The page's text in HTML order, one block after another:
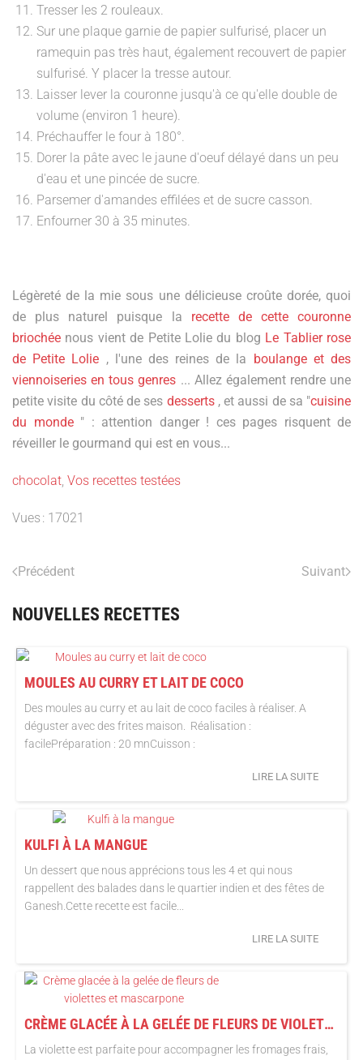
Tresser les 2 rouleaux.
Sur une plaque garnie de papier sulfurisé, placer un
ramequin pas très haut, également recouvert de papier
sulfurisé. Y placer la tresse autour.
Laisser lever la couronne jusqu'à ce qu'elle double de
volume (environ 1 heure).
Préchauffer le four à 180°.
Dorer la pâte avec le jaune d'oeuf délayé dans un peu
d'eau et une pincée de sucre.
Parsemer d'amandes effilées et de sucre casson.
Enfourner 30 à 35 minutes.
Légèreté de la mie sous une délicieuse croûte dorée, quoi
de plus naturel puisque la recette de cette couronne
briochée nous vient de Petite Lolie du blog Le Tablier rose
de Petite Lolie , l'une des reines de la boulange et des
viennoiseries en tous genres ... Allez également rendre une
petite visite du côté de ses desserts, et aussi de sa "cuisine
du monde" : attention danger ! ces pages risquent de
réveiller le gourmand qui est en vous...
chocolat, Vos recettes testées
Vues : 17021
Précédent Suivant
NOUVELLES RECETTES
MOULES AU CURRY ET LAIT DE COCO
Des moules au curry et au lait de coco faciles à réaliser. A
déguster avec des frites maison. Réalisation :
facilePréparation : 20 mnCuisson :
LIRE LA SUITE
KULFI À LA MANGUE
Un dessert que nous apprécions tous les 4 et qui nous
rappellent des balades dans le quartier indien et des fêtes de
Ganesh.Cette recette est facile...
LIRE LA SUITE
CRÈME GLACÉE À LA GELÉE DE FLEURS DE VIOLETTES ET MASCARPONE
La violette est parfaite pour accompagner les fromages frais,